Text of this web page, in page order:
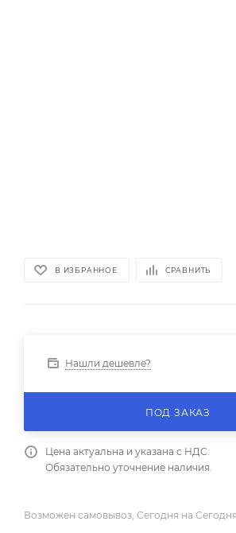
В ИЗБРАННОЕ СРАВНИТЬ
Нашли дешевле?
ПОД ЗАКАЗ
Цена актуальна и указана с НДС.
Обязательно уточнение наличия.
Возможен самовывоз, Сегодня на Сегодня.